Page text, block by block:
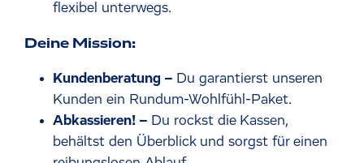
flexibel unterwegs.
Deine Mission:
Kundenberatung – Du garantierst unseren
Kunden ein Rundum-Wohlfühl-Paket.
Abkassieren! – Du rockst die Kassen,
behältst den Überblick und sorgst für einen